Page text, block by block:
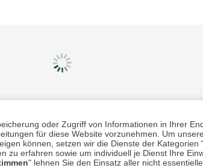
oder Zugriff von Informationen in Ihrer
für diese Website vorzunehmen. Um
können, setzen wir die Dienste der Kategorien
zu erfahren sowie um individuell je Dienst Ihre
" lehnen Sie den Einsatz aller nicht